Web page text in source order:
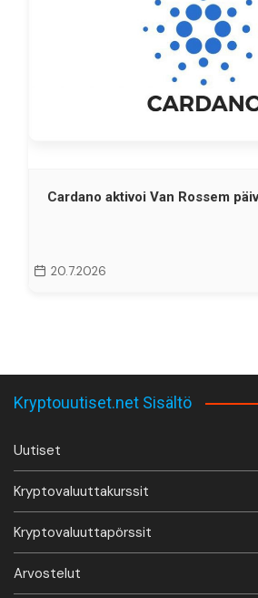
Cardano aktivoi Van Rossem
20.7.2026
Kryptouutiset.net Sisältö
Uutiset
Kryptovaluuttakurssit
Kryptovaluuttapörssit
Arvostelut